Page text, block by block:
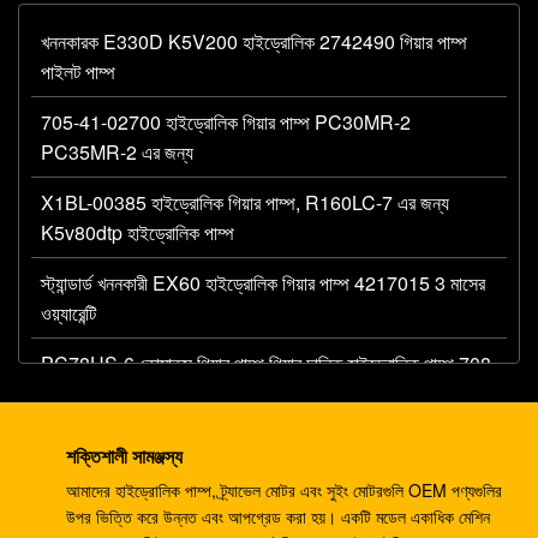
খননকারক E330D K5V200 হাইড্রোলিক 2742490 গিয়ার পাম্প
পাইলট পাম্প
705-41-02700 হাইড্রোলিক গিয়ার পাম্প PC30MR-2
PC35MR-2 এর জন্য
X1BL-00385 হাইড্রোলিক গিয়ার পাম্প, R160LC-7 এর জন্য
K5v80dtp হাইড্রোলিক পাম্প
স্ট্যান্ডার্ড খননকারী EX60 হাইড্রোলিক গিয়ার পাম্প 4217015 3 মাসের
ওয়্যারেন্টি
PC78US-6 কোমাতসু গিয়ার পাম্প গিয়ার চালিত হাইড্রোলিক পাম্প 708-
K3V112DTP 2181-1950D5 হাইড্রোলিক পিস্টন পাম্প R225-
9T DX225 ফিট করে
K3V112DTP হাইড্রোলিক পাম্প খনন যন্ত্রাংশ EC210 EC240
শক্তিশালী সামঞ্জস্য
আমাদের হাইড্রোলিক পাম্প, ট্র্যাভেল মোটর এবং সুইং মোটরগুলি OEM পণ্যগুলির
উপর ভিত্তি করে উন্নত এবং আপগ্রেড করা হয়। একটি মডেল একাধিক মেশিন